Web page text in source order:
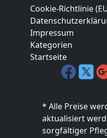
Cookie-Richtlinie
Impressum
Kategorien
Startseite
* Alle Preise
aktualisiert
sorgfältiger